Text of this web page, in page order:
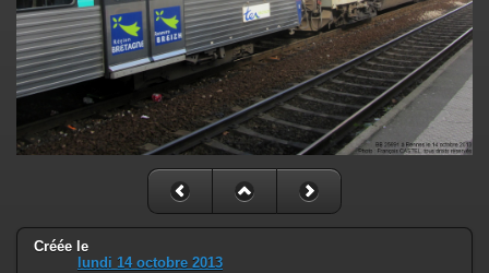
Créée le
lundi 14 octobre 2013